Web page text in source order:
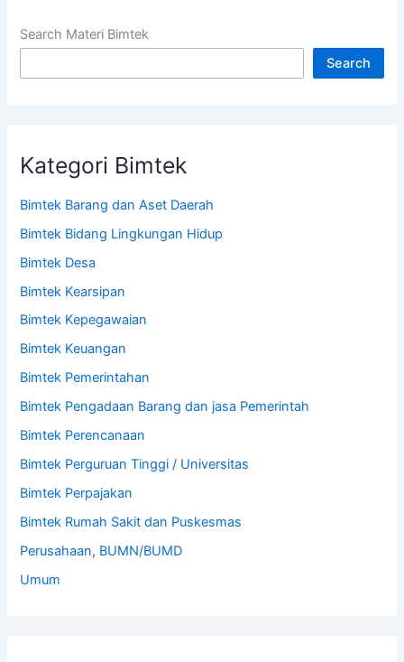
Search Materi Bimtek
Search
Kategori Bimtek
Bimtek Barang dan Aset Daerah
Bimtek Bidang Lingkungan Hidup
Bimtek Desa
Bimtek Kearsipan
Bimtek Kepegawaian
Bimtek Keuangan
Bimtek Pemerintahan
Bimtek Pengadaan Barang dan jasa Pemerintah
Bimtek Perencanaan
Bimtek Perguruan Tinggi / Universitas
Bimtek Perpajakan
Bimtek Rumah Sakit dan Puskesmas
Perusahaan, BUMN/BUMD
Umum